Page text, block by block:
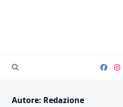
Autore: Redazione